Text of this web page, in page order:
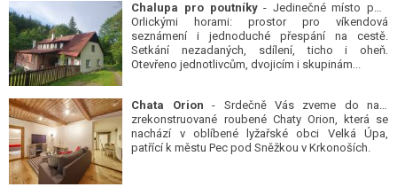
Chalupa pro poutníky- Jedinečné místo pod
Orlickými horami: prostor pro víkendová
seznámení i jednoduché přespání na cestě.
Setkání nezadaných, sdílení, ticho i oheň.
Otevřeno jednotlivcům, dvojicím i skupinám...
Chata Orion - Srdečně Vás zveme do naší
zrekonstruované roubené Chaty Orion, která se
nachází v oblíbené lyžařské obci Velká Úpa,
patřící k městu Pec pod Sněžkou v Krkonoších.